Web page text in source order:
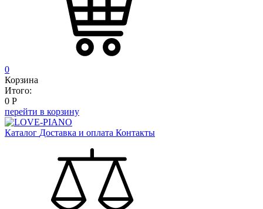
0
Корзина
Итого:
0 Р
перейти в корзину
Каталог Доставка и оплата Контакты